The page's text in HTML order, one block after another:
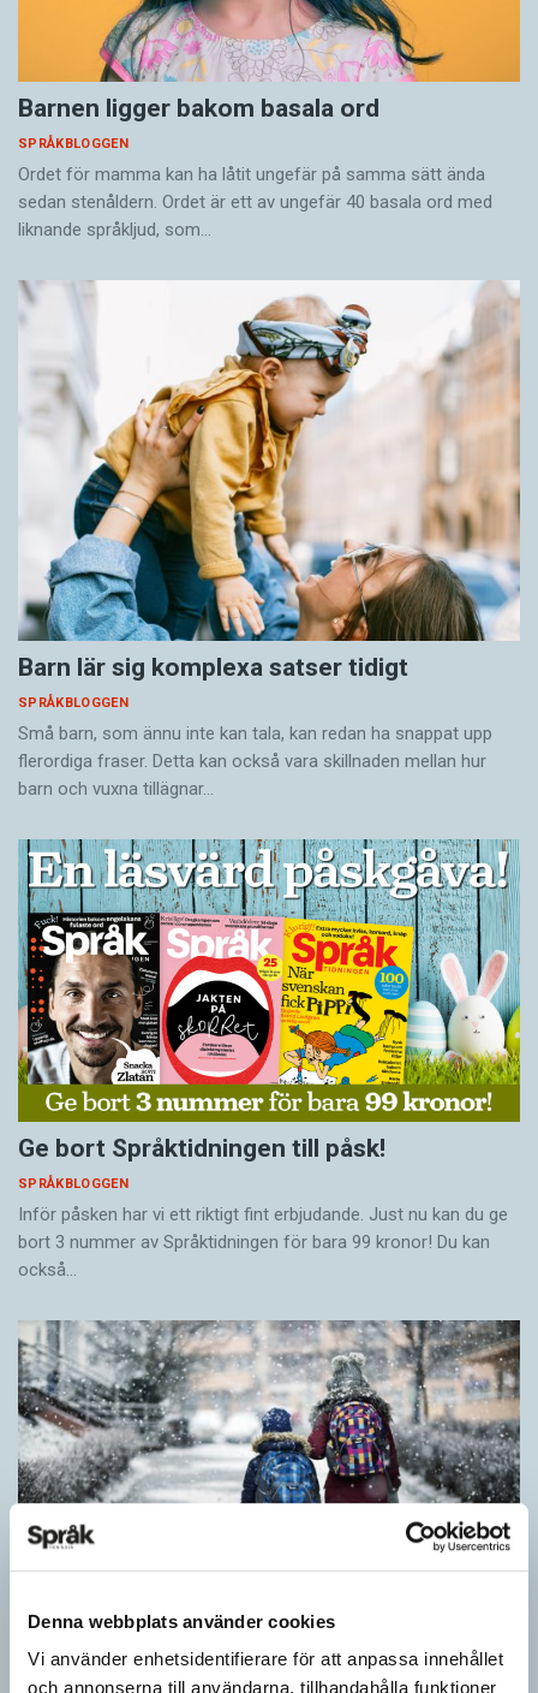
Denna webbplats använder cookies
Vi använder enhetsidentifierare för att anpassa innehållet
och annonserna till användarna, tillhandahålla funktioner
Barnen ligger bakom basala ord
SPRÅKBLOGGEN
Ordet för mamma kan ha låtit ungefär på samma sätt ända
sedan stenåldern. Ordet är ett av ungefär 40 basala ord med
liknande språkljud, som…
Barn lär sig komplexa satser tidigt
SPRÅKBLOGGEN
Små barn, som ännu inte kan tala, kan redan ha snappat upp
flerordiga fraser. Detta kan också vara skillnaden mellan hur
barn och vuxna tillägnar…
Ge bort Språktidningen till påsk!
SPRÅKBLOGGEN
Inför påsken har vi ett riktigt fint erbjudande. Just nu kan du ge
bort 3 nummer av Språktidningen för bara 99 kronor! Du kan
också…
Särskolan byter namn